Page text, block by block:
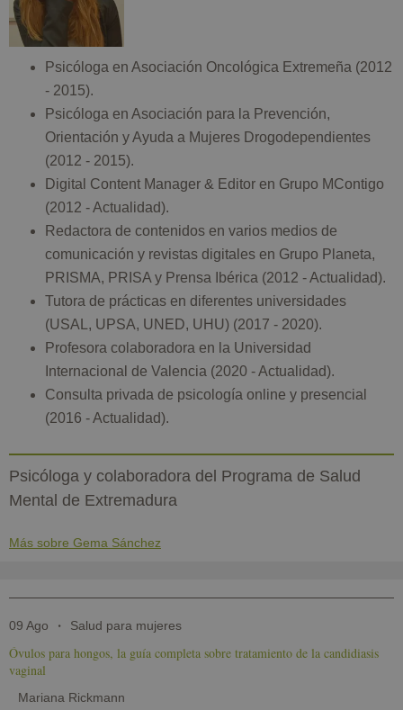
Psicóloga en Asociación Oncológica Extremeña (2012
- 2015).
Psicóloga en Asociación para la Prevención,
Orientación y Ayuda a Mujeres Drogodependientes
(2012 - 2015).
Digital Content Manager & Editor en Grupo MContigo
(2012 - Actualidad).
Redactora de contenidos en varios medios de
comunicación y revistas digitales en Grupo Planeta,
PRISMA, PRISA y Prensa Ibérica (2012 - Actualidad).
Tutora de prácticas en diferentes universidades
(USAL, UPSA, UNED, UHU) (2017 - 2020).
Profesora colaboradora en la Universidad
Internacional de Valencia (2020 - Actualidad).
Consulta privada de psicología online y presencial
(2016 - Actualidad).
Psicóloga y colaboradora del Programa de Salud
Mental de Extremadura
Más sobre Gema Sánchez
09 Ago Salud para mujeres
Óvulos para hongos, la guía completa sobre tratamiento de la candidiasis
vaginal
Mariana Rickmann